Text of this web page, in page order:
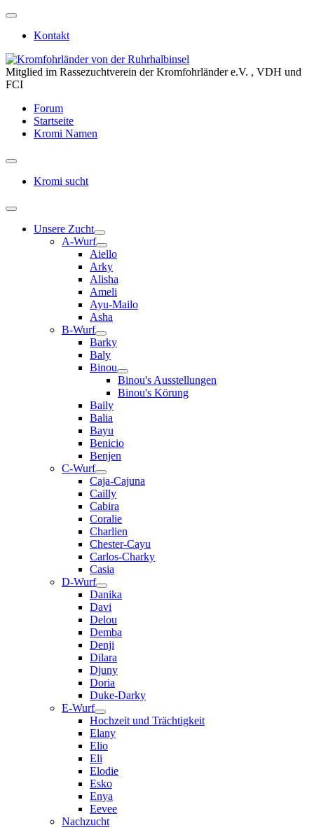
Kontakt
Mitglied im Rassezuchtverein der Kromfohrländer e.V. , VDH und
FCI
Forum
Startseite
Kromi Namen
Kromi sucht
Unsere Zucht
A-Wurf
Aiello
Arky
Alisha
Ameli
Ayu-Mailo
Asha
B-Wurf
Barky
Baly
Binou
Binou's Ausstellungen
Binou's Körung
Baily
Balia
Bayu
Benicio
Benjen
C-Wurf
Caja-Cajuna
Cailly
Cabira
Coralie
Charlien
Chester-Cayu
Carlos-Charky
Casia
D-Wurf
Danika
Davi
Delou
Demba
Denji
Dilara
Djuny
Doria
Duke-Darky
E-Wurf
Hochzeit und Trächtigkeit
Elany
Elio
Eli
Elodie
Esko
Enya
Eevee
Nachzucht